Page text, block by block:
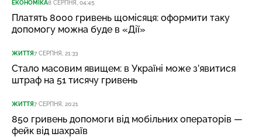
ЕКОНОМІКА8 СЕРПНЯ, 04:45
Платять 8000 гривень щомісяця: оформити таку
допомогу можна буде в «Дії»
ЖИТТЯ7 СЕРПНЯ, 21:33
Стало масовим явищем: в Україні може з’явитися
штраф на 51 тисячу гривень
ЖИТТЯ7 СЕРПНЯ, 20:21
850 гривень допомоги від мобільних операторів —
фейк від шахраїв